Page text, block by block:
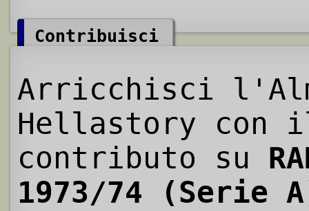
Contribuisci
Arricchisci
Hellastory con
contributo su
1973/74 (Serie